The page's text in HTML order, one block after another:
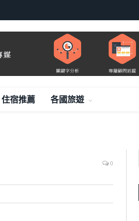
住宿推薦 各國旅遊
0